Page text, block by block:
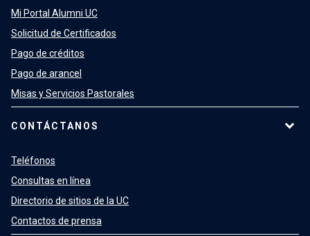
Mi Portal Alumni UC
Solicitud de Certificados
Pago de créditos
Pago de arancel
Misas y Servicios Pastorales
CONTÁCTANOS
Teléfonos
Consultas en línea
Directorio de sitios de la UC
Contactos de prensa